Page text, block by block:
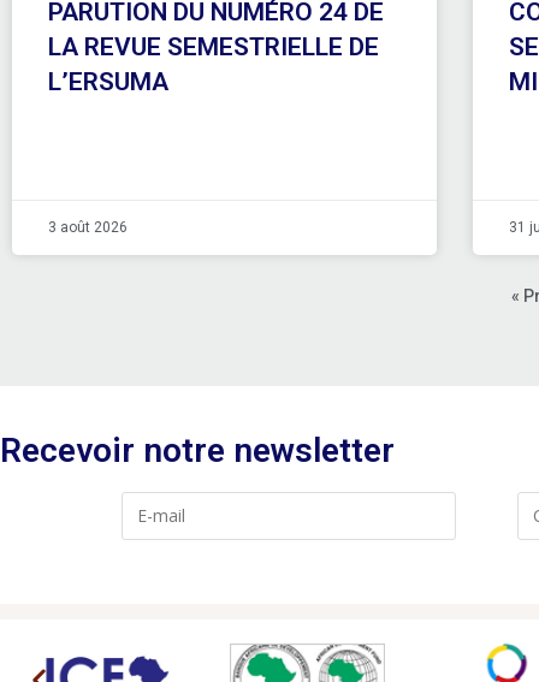
PARUTION DU NUMÉRO 24 DE
LA REVUE SEMESTRIELLE DE
L’ERSUMA
3 août 2026 31
«
Recevoir notre newsletter